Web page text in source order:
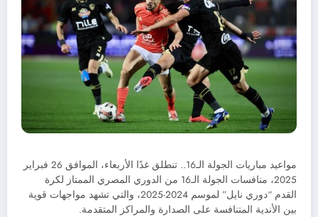
مواعيد مباريات الجولة الـ16.. تنطلق غدًا الأربعاء، الموافق 26 فبراير
2025، منافسات الجولة الـ16 من الدوري المصري الممتاز لكرة
القدم “دوري نايل” لموسم 2024-2025، والتي تشهد مواجهات قوية
بين الأندية المتنافسة على الصدارة والمراكز المتقدمة.